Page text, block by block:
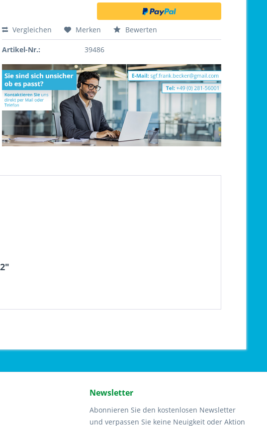
Vergleichen Merken Bewerten
Artikel-Nr.: 39486
Newsletter
Abonnieren Sie den kostenlosen Newsletter
und verpassen Sie keine Neuigkeit oder Aktion